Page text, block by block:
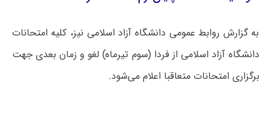
به گزارش روابط عمومی دانشگاه آزاد اسلامی نیز، کلیه امتحانات
دانشگاه آزاد اسلامی از فردا (سوم تیرماه) لغو و زمان بعدی جهت
برگزاری امتحانات متعاقبا اعلام می‌شود.